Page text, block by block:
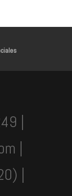
|
|
|